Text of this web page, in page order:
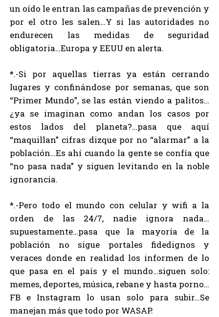
un oído le entran las campañas de prevención y
por el otro les salen…Y si las autoridades no
endurecen las medidas de seguridad
obligatoria…Europa y EEUU en alerta.
*.-Si por aquellas tierras ya están cerrando
lugares y confinándose por semanas, que son
“Primer Mundo”, se las están viendo a palitos…
¿ya se imaginan como andan los casos por
estos lados del planeta?…pasa que aquí
“maquillan” cifras dizque por no “alarmar” a la
población…Es ahí cuando la gente se confía que
“no pasa nada” y siguen levitando en la noble
ignorancia.
*.-Pero todo el mundo con celular y wifi a la
orden de las 24/7, nadie ignora nada…
supuestamente…pasa que la mayoría de la
población no sigue portales fidedignos y
veraces donde en realidad los informen de lo
que pasa en el país y el mundo…siguen solo:
memes, deportes, música, rebane y hasta porno…
FB e Instagram lo usan solo para subir…Se
manejan más que todo por WASAP.